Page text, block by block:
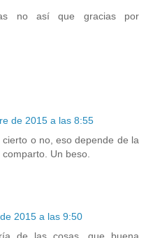
no así que gracias por
de 2015 a las 8:55
o no, eso depende de la
Un beso.
2015 a las 9:50